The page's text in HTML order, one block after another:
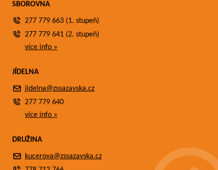
SBOROVNA
277 779 663 (1. stupeň)
277 779 641 (2. stupeň)
více info »
JÍDELNA
jidelna@zssazavska.cz
277 779 640
více info »
DRUŽINA
kucerova@zssazavska.cz